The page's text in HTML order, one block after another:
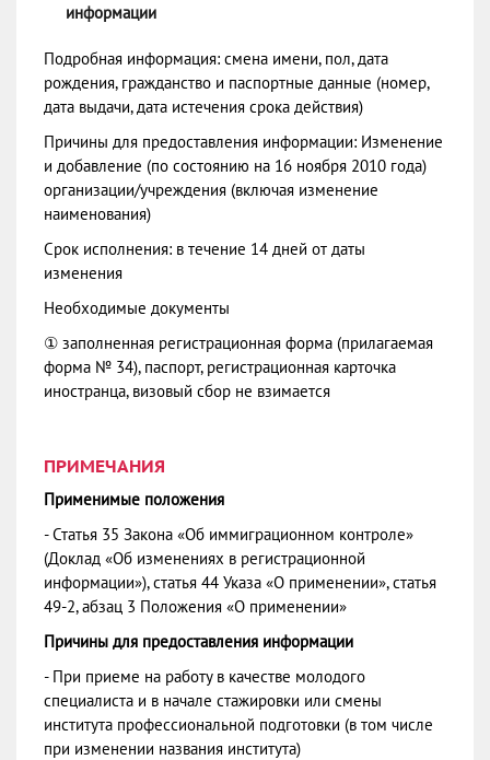
информации
Подробная информация: смена имени, пол, дата
рождения, гражданство и паспортные данные (номер,
дата выдачи, дата истечения срока действия)
Причины для предоставления информации: Изменение
и добавление (по состоянию на 16 ноября 2010 года)
организации/учреждения (включая изменение
наименования)
Срок исполнения: в течение 14 дней от даты
изменения
Необходимые документы
① заполненная регистрационная форма (прилагаемая
форма № 34), паспорт, регистрационная карточка
иностранца, визовый сбор не взимается
ПРИМЕЧАНИЯ
Применимые положения
- Статья 35 Закона «Об иммиграционном контроле»
(Доклад «Об изменениях в регистрационной
информации»), статья 44 Указа «О применении», статья
49-2, абзац 3 Положения «О применении»
Причины для предоставления информации
- При приеме на работу в качестве молодого
специалиста и в начале стажировки или смены
института профессиональной подготовки (в том числе
при изменении названия института)